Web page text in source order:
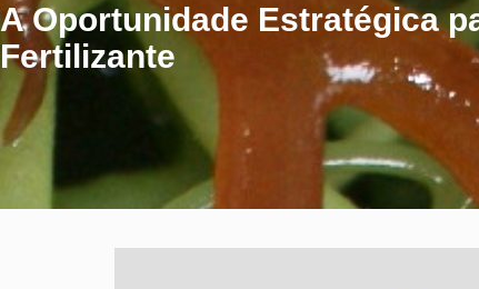
A Oportunidade Estratégica
Fertilizante